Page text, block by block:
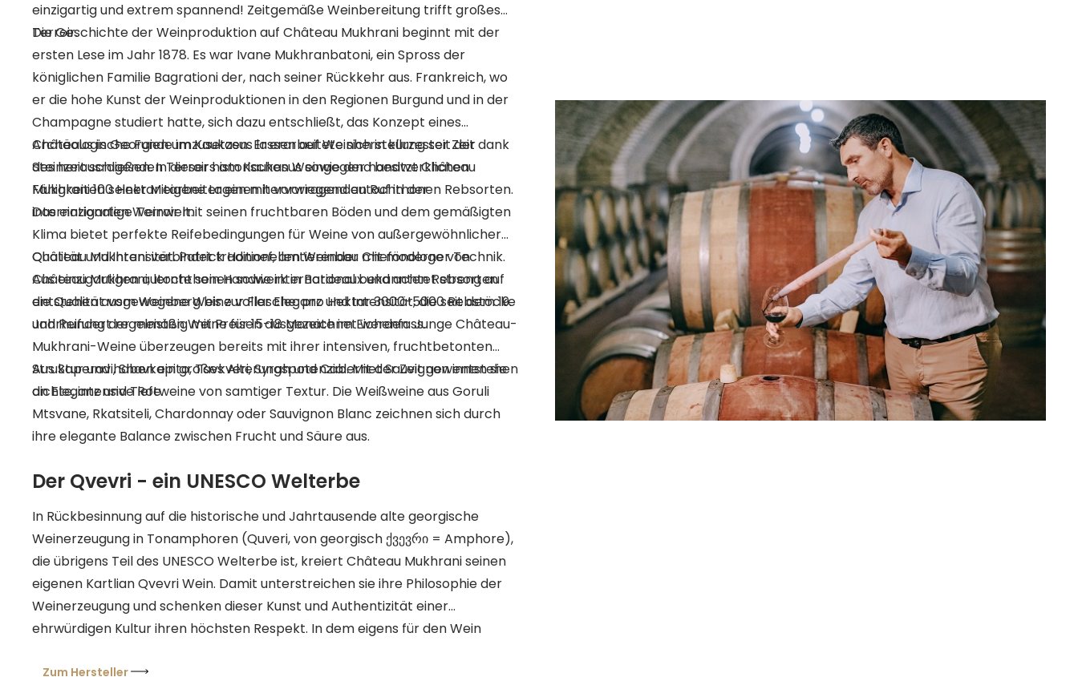
einzigartig und extrem spannend! Zeitgemäße Weinbereitung trifft großes
Terroir.
Die Geschichte der Weinproduktion auf Château Mukhrani beginnt mit der
ersten Lese im Jahr 1878. Es war Ivane Mukhranbatoni, ein Spross der
königlichen Familie Bagrationi der, nach seiner Rückkehr aus. Frankreich, wo
er die hohe Kunst der Weinproduktionen in den Regionen Burgund und in der
Champagne studiert hatte, sich dazu entschließt, das Konzept eines
Châteaus in Georgien umzusetzen. Er erarbeitete sich in kürzester Zeit dank
des herausragenden Terroirs am Kaukasus sowie der handwerklichen
Fähigkeiten seiner Mitarbeiter einen hervorragenden Ruf in der
internationalen Weinwelt.
Archäologische Funde im Kaukasus lassen auf Weinherstellung seit der
Steinzeit schließen. In dieser historischen Weingegend besitzt Château
Mukhrani 100 Hektar eigene Lagen mit vorwiegend autochthonen Rebsorten.
Das einzigartige Terroir mit seinen fruchtbaren Böden und dem gemäßigten
Klima bietet perfekte Reifebedingungen für Weine von außergewöhnlicher
Qualität und Intensität. Patrick Honnef, amtierender Chefönologe von
Château Mukhrani, lernte sein Handwerk in Bordeaux und achtet streng auf
die Qualität vom Weinberg bis zur Flasche: pro Hektar 3000-5000 Rebstöcke
und Reifung der meisten Weine für 15-18 Monate im Eichenfass.
Château Mukhrani verbindet traditionellen Weinbau mit moderner Technik.
Aus einzigartigen autochthonen sowie international bekannten Rebsorten
entstehen ausgewogene Weine voller Eleganz und Intensität, die seit dem 19.
Jahrhundert regelmäßig mit Preisen ausgezeichnet werden. Junge Château-
Mukhrani-Weine überzeugen bereits mit ihrer intensiven, fruchtbetonten
Struktur und haben ein großes Alterungspotenzial. Mit der Zeit gewinnen sie
an Eleganz und Tiefe.
Aus Saperavi, Shavkapito, Tavkveri, Syrah und Cabernet Sauvignon entstehen
dichte, intensive Rotweine von samtiger Textur. Die Weißweine aus Goruli
Mtsvane, Rkatsiteli, Chardonnay oder Sauvignon Blanc zeichnen sich durch
ihre elegante Balance zwischen Frucht und Säure aus.
Der Qvevri - ein UNESCO Welterbe
In Rückbesinnung auf die historische und Jahrtausende alte georgische
Weinerzeugung in Tonamphoren (Quveri, von georgisch ქვევრი = Amphore),
die übrigens Teil des UNESCO Welterbe ist, kreiert Château Mukhrani seinen
eigenen Kartlian Qvevri Wein. Damit unterstreichen sie ihre Philosophie der
Weinerzeugung und schenken dieser Kunst und Authentizität einer
ehrwürdigen Kultur ihren höchsten Respekt. In dem eigens für den Wein
Zum Hersteller